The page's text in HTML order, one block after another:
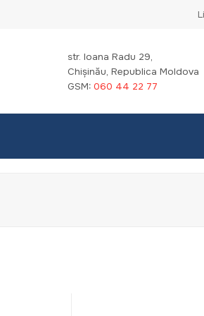
str. Ioana Radu 29,
Chișinău, Republica Moldova
GSM: 060 44 22 77